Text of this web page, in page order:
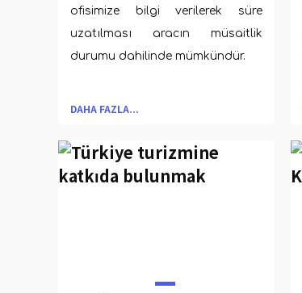
ofisimize bilgi verilerek süre
uzatılması aracın müsaitlik
durumu dahilinde mümkündür.
DAHA FAZLA...